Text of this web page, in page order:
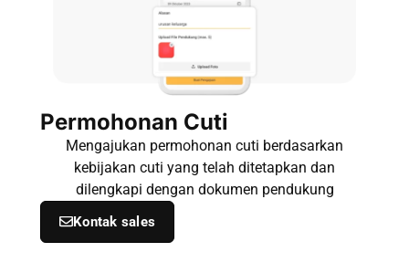
Permohonan Cuti
Mengajukan permohonan cuti berdasarkan
kebijakan cuti yang telah ditetapkan dan
dilengkapi dengan dokumen pendukung
Kontak sales